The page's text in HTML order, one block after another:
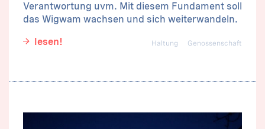
Verantwortung uvm. Mit diesem Fundament soll
das Wigwam wachsen und sich weiterwandeln.
lesen!
Genossenschaft
Haltung